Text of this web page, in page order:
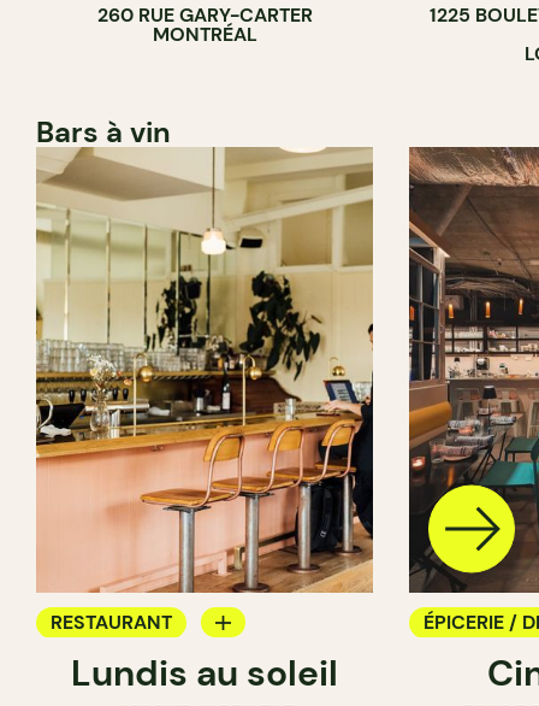
260 RUE GARY-CARTER
MONTRÉAL
1225
Bars à vin
RESTAURANT
BAR À VIN
Lundis au soleil
ÉPICERIE /
COMPTOIR